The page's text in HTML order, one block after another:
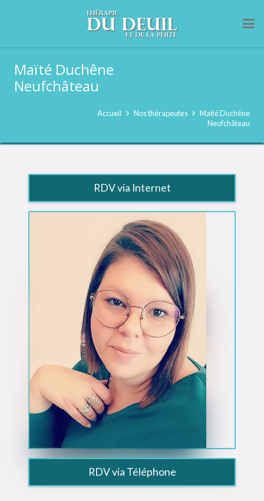
Maïté Duchêne
Neufchâteau
Accueil Nos thérapeutes
Maïté Duchêne
Neufchâteau
RDV via Internet
RDV via Téléphone